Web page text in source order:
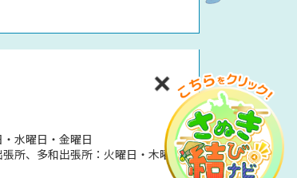
水曜日・金曜日
所、多和出張所：火曜日・木曜日